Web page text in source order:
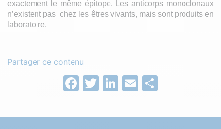
exactement le même épitope. Les anticorps monoclonaux
n’existent pas chez les êtres vivants, mais sont produits en
laboratoire.
Partager ce contenu
Facebook
Twitter
LinkedIn
Email